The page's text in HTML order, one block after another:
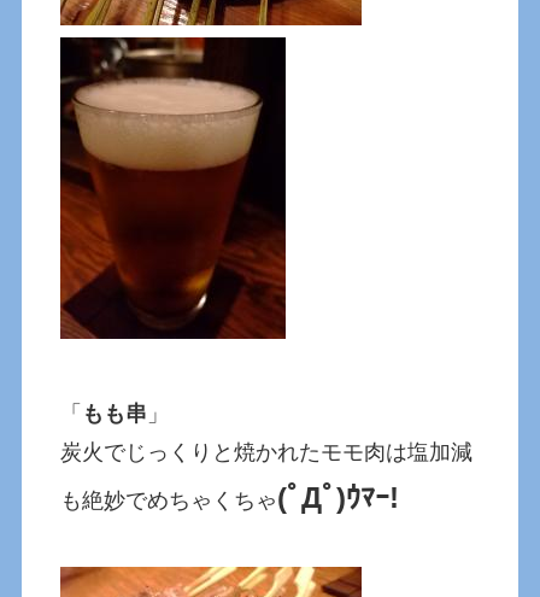
「 もも串 」
炭火でじっくりと焼かれたモモ肉は塩加減
も絶妙でめちゃくちゃ(ﾟДﾟ)ｳﾏｰ!